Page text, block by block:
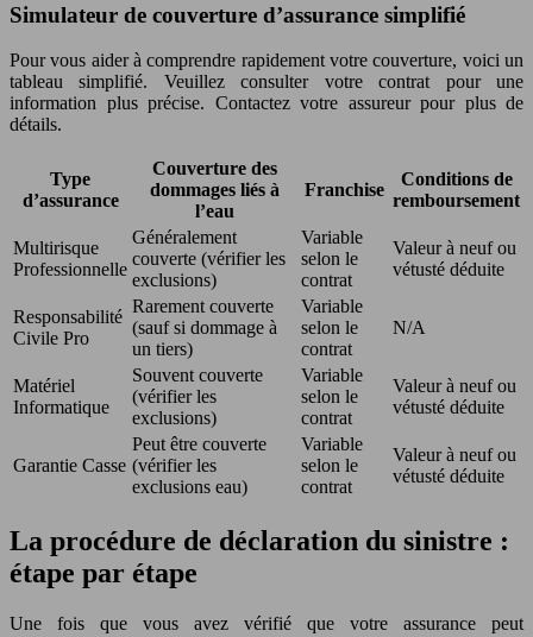
Simulateur de couverture d’assurance simplifié
Pour vous aider à comprendre rapidement votre couverture, voici un
tableau simplifié. Veuillez consulter votre contrat pour une
information plus précise. Contactez votre assureur pour plus de
détails.
Type
d’assurance
Couverture des
dommages liés à
l’eau
Franchise
Conditions de
remboursement
Multirisque
Professionnelle
Généralement
couverte (vérifier les
exclusions)
Variable
selon le
contrat
Valeur à neuf ou
vétusté déduite
Responsabilité
Civile Pro
Rarement couverte
(sauf si dommage à
un tiers)
Variable
selon le
contrat
N/A
Matériel
Informatique
Souvent couverte
(vérifier les
exclusions)
Variable
selon le
contrat
Valeur à neuf ou
vétusté déduite
Garantie Casse
Peut être couverte
(vérifier les
exclusions eau)
Variable
selon le
contrat
Valeur à neuf ou
vétusté déduite
La procédure de déclaration du sinistre :
étape par étape
Une fois que vous avez vérifié que votre assurance peut